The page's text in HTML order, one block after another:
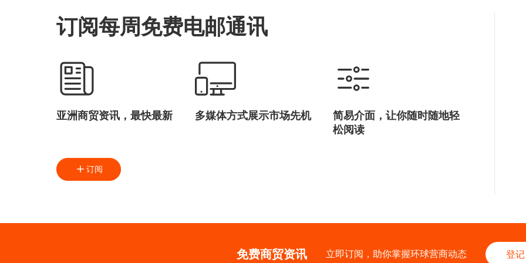
订阅每周免费电邮通讯
亚洲商贸资讯，最快最新 多媒体方式展示市场先机
简易介面，让你随时随地轻
松阅读
订阅
免费商贸资讯 立即订阅，助你掌握环球营商动态 登记